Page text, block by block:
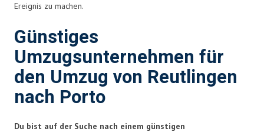
Ereignis zu machen.
Günstiges
Umzugsunternehmen für
den Umzug von Reutlingen
nach Porto
Du bist auf der Suche nach einem günstigen